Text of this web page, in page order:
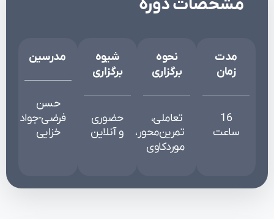
مشخصاتدوره
مدت
زمان
16
ساعت
نحوه
برگزاری
تعاملی،
تمرین‌محور،
موردکاوی
شیوه
برگزاری
حضوری
و آنلاین
مدرسین
حسن
فرضی-جواد
خزایی